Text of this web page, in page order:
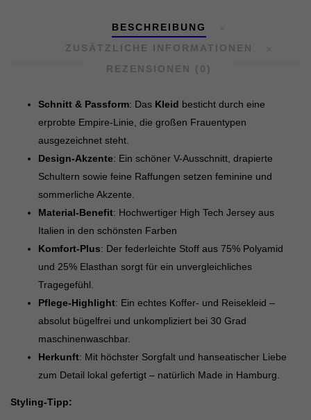
BESCHREIBUNG
ZUSÄTZLICHE INFORMATIONEN
REZENSIONEN (0)
Schnitt & Passform: Das Kleid besticht durch eine
erprobte Empire-Linie, die großen Frauentypen
ausgezeichnet steht.
Design-Akzente: Ein schöner V-Ausschnitt, drapierte
Schultern sowie feine Raffungen setzen feminine und
sommerliche Akzente.
Material-Benefit: Hochwertiger High Tech Jersey aus
Italien in den schönsten Farben
Komfort-Plus: Der federleichte Stoff aus 75% Polyamid
und 25% Elasthan sorgt für ein unvergleichliches
Tragegefühl.
Pflege-Highlight: Ein echtes Koffer- und Reisekleid –
absolut bügelfrei und unkompliziert bei 30 Grad
maschinenwaschbar.
Herkunft: Mit höchster Sorgfalt und hanseatischer Liebe
zum Detail lokal gefertigt – natürlich Made in Hamburg.
Styling-Tipp: